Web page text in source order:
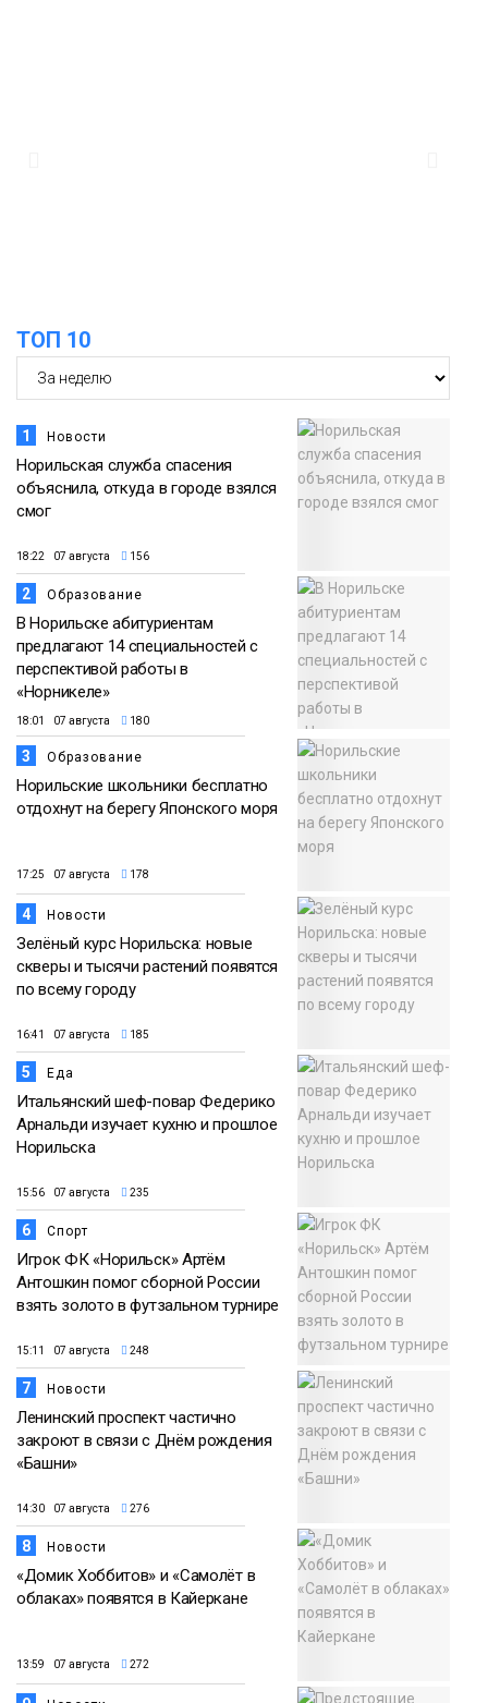
ТОП 10
1 Новости
Норильская служба спасения
объяснила, откуда в городе взялся
смог
18:22 07 августа 156
2 Образование
В Норильске абитуриентам
предлагают 14 специальностей с
перспективой работы в
«Норникеле»
18:01 07 августа 180
3 Образование
Норильские школьники бесплатно
отдохнут на берегу Японского моря
17:25 07 августа 178
4 Новости
Зелёный курс Норильска: новые
скверы и тысячи растений появятся
по всему городу
16:41 07 августа 185
5 Еда
Итальянский шеф-повар Федерико
Арнальди изучает кухню и прошлое
Норильска
15:56 07 августа 235
6 Спорт
Игрок ФК «Норильск» Артём
Антошкин помог сборной России
взять золото в футзальном турнире
15:11 07 августа 248
7 Новости
Ленинский проспект частично
закроют в связи с Днём рождения
«Башни»
14:30 07 августа 276
8 Новости
«Домик Хоббитов» и «Самолёт в
облаках» появятся в Кайеркане
13:59 07 августа 272